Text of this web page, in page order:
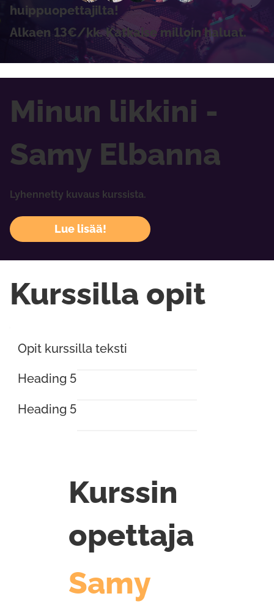
huippuopettajilta!
Alkaen 13€/kk. Katkaise milloin haluat.
Minun likkini -
Samy Elbanna
Lyhennetty kuvaus kurssista.
Lue lisää!
Kurssilla opit
Opit kurssilla teksti
Heading 5
Heading 5
Kurssin
opettaja
Samy